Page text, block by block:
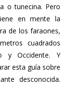
o tunecina. Pero
en mente la
de los faraones,
cuadrados
y Occidente. Y
esta guía sobre
desconocida.